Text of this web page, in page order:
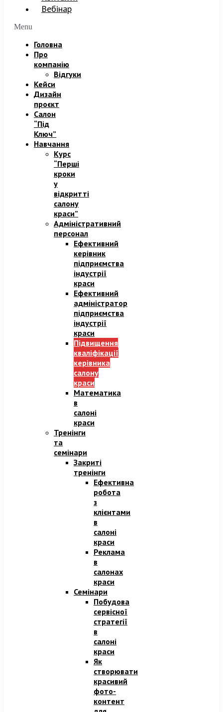
Вебінар
Menu
Головна
Про
компанію
Відгуки
Кейси
Дизайн
проєкт
Салон
“Під
Ключ”
Навчання
Курс
“Перші
кроки
у
відкритті
салону
краси”
Адміністративний
персонал
Ефективний
керівник
підприємства
індустрії
краси
Ефективний
адміністратор
підприємства
індустрії
краси​
Підвищення
кваліфікації
керівника
салону
краси
Математика
в
салоні
краси
Тренінги
та
семінари
Закриті
тренінги
Ефективна
робота
з
клієнтами
в
салоні
краси
Реклама
в
салонах
краси
Семінари
Побудова
сервісної
стратегії
в
салоні
краси
Як
створювати
красивий
фото-
контент